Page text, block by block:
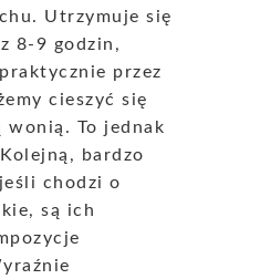
Utrzymuje się
8-9 godzin,
przez
cieszyć się
To jednak
bardzo
chodzi o
są ich